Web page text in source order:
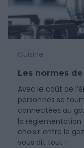
Cuisine
Les normes
Avec le coût de
personnes se
connectées au
la réglementation
choisir entre le
vous dit tout !